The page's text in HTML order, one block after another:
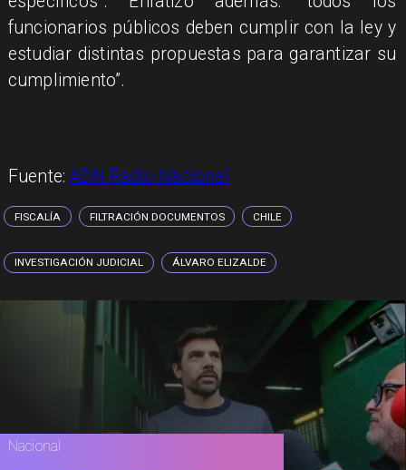
funcionarios públicos deben cumplir con la ley y
estudiar distintas propuestas para garantizar su
cumplimiento”.
Fuente:ADN Radio Nacional
FISCALÍA FILTRACIÓN DOCUMENTOS CHILE
INVESTIGACIÓN JUDICIAL ÁLVARO ELIZALDE
Nacional